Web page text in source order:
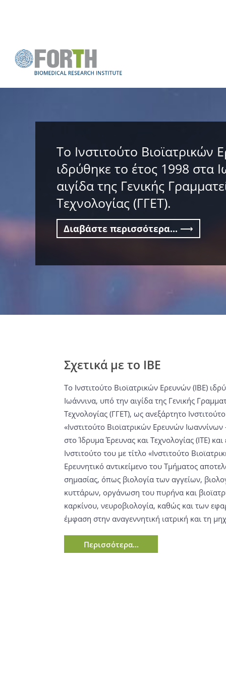
Το Ινστιτούτο Βιοϊατρικών
ιδρύθηκε το έτος 1998 στα
αιγίδα της Γενικής
Τεχνολογίας (ΓΓΕΤ).
Διαβάστε περισσότερα... ⟶
Σχετικά με το ΙΒΕ
Το Ινστιτούτο Βιοϊατρικών Ερευνών (ΙΒΕ)
Ιωάννινα, υπό την αιγίδα της Γενικής
Τεχνολογίας (ΓΓΕΤ), ως ανεξάρτητο
«Ινστιτούτο Βιοϊατρικών Ερευνών
στο Ίδρυμα Έρευνας και Τεχνολογίας (ΙΤΕ)
Ινστιτούτο του με τίτλο «Ινστιτούτο
Ερευνητικό αντικείμενο του Τμήματος
σημασίας, όπως βιολογία των αγγείων,
κυττάρων, οργάνωση του πυρήνα και
καρκίνου, νευροβιολογία, καθώς και των
έμφαση στην αναγεννητική ιατρική και τη
Περισσότερα...